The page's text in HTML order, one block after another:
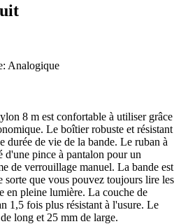
Analogique
8 m est confortable à utiliser grâce
Le boîtier robuste et résistant
durée de vie de la bande. Le ruban à
d'une pince à pantalon pour un
de verrouillage manuel. La bande est
sorte que vous pouvez toujours lire les
en pleine lumière. La couche de
1,5 fois plus résistant à l'usure. Le
long et 25 mm de large.